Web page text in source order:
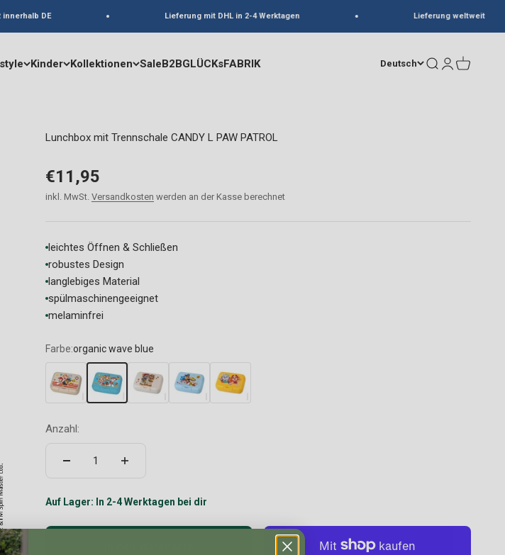
DE Lieferung mit DHL in 2-4 Werktagen Lieferung weltweit
Kinder Kollektionen SaleB2BGLÜCKsFABRIK Deutsch SucheAnmelden
Warenkorb
Lunchbox mit Trennschale CANDY L PAW PATROL
Angebot
€11,95
inkl. MwSt. Versandkosten werden an der Kasse berechnet
leichtes Öffnen & Schließen
robustes Design
langlebiges Material
spülmaschinengeeignet
melaminfrei
Farbe:organic wave blue
Anzahl:
Auf Lager: In 2-4 Werktagen bei dir